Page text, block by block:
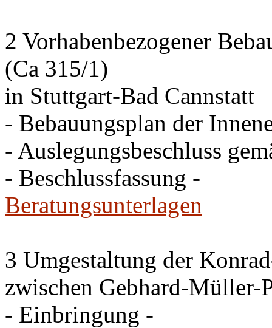
2 Vorhabenbezogener
(Ca 315/1)
in Stuttgart-Bad Cannstatt
- Bebauungsplan der
- Auslegungsbeschluss
- Beschlussfassung -
Beratungsunterlagen
3 Umgestaltung der
zwischen Gebhard-Müller-
- Einbringung -